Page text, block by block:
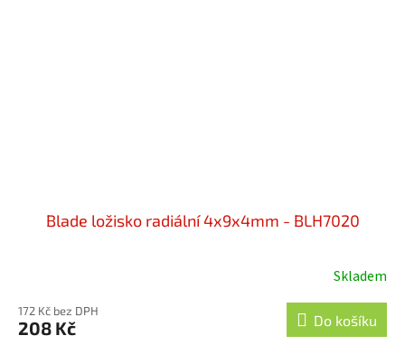
Blade ložisko radiální 4x9x4mm - BLH7020
Skladem
172 Kč bez DPH
208 Kč Do košíku